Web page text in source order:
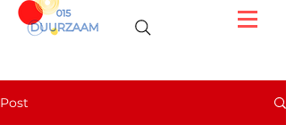
Post